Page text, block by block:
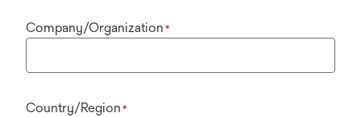
Company/Organization *
Country/Region *